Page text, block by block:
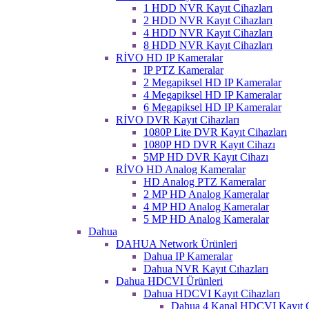
1 HDD NVR Kayıt Cihazları
2 HDD NVR Kayıt Cihazları
4 HDD NVR Kayıt Cihazları
8 HDD NVR Kayıt Cihazları
RİVO HD IP Kameralar
IP PTZ Kameralar
2 Megapiksel HD IP Kameralar
4 Megapiksel HD IP Kameralar
6 Megapiksel HD IP Kameralar
RİVO DVR Kayıt Cihazları
1080P Lite DVR Kayıt Cihazları
1080P HD DVR Kayıt Cihazı
5MP HD DVR Kayıt Cihazı
RİVO HD Analog Kameralar
HD Analog PTZ Kameralar
2 MP HD Analog Kameralar
4 MP HD Analog Kameralar
5 MP HD Analog Kameralar
Dahua
DAHUA Network Ürünleri
Dahua IP Kameralar
Dahua NVR Kayıt Cıhazları
Dahua HDCVI Ürünleri
Dahua HDCVI Kayıt Cihazları
Dahua 4 Kanal HDCVI Kayıt